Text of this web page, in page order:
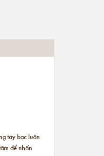
tay bạc luôn
để nhấn